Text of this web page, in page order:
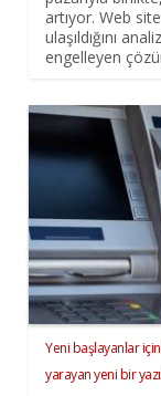
artıyor. Web
ulaşıldığını
engelleyen
Yeni başlayanlar
yarayan yeni bir